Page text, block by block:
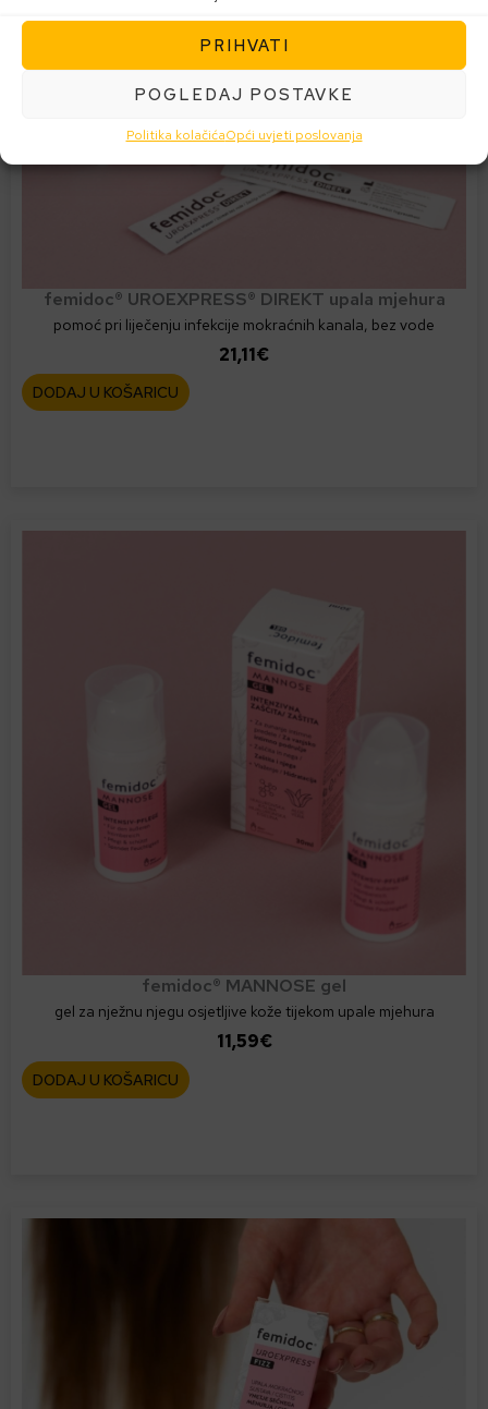
PRIHVATI
POGLEDAJ POSTAVKE
Politika kolačićaOpći uvjeti poslovanja
femidoc® UROEXPRESS® DIREKT upala mjehura
pomoć pri liječenju infekcije mokraćnih kanala, bez vode
21,11€
DODAJ U KOŠARICU
femidoc® MANNOSE gel
gel za nježnu njegu osjetljive kože tijekom upale mjehura
11,59€
DODAJ U KOŠARICU